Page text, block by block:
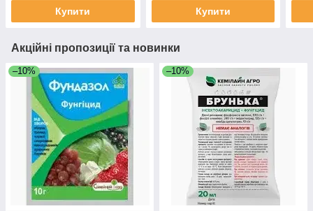
Купити Купити
Акційні пропозиції та новинки
–10% –10%